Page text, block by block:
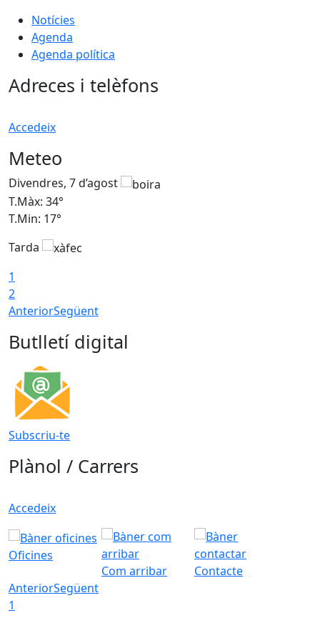
Notícies
Agenda
Agenda política
Adreces i telèfons
Accedeix
Meteo
Divendres, 7 d’agost
T.Màx: 34°
T.Min: 17°
Tarda
1
2
AnteriorSegüent
Butlletí digital
Subscriu-te
Plànol / Carrers
Accedeix
Oficines
Com arribar
Contacte
AnteriorSegüent
1